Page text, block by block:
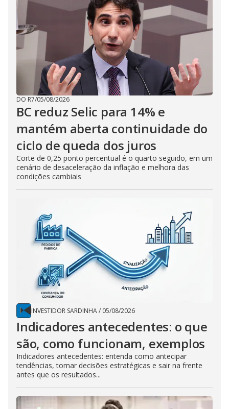
DO R7/05/08/2026
BC reduz Selic para 14% e
mantém aberta continuidade do
ciclo de queda dos juros
Corte de 0,25 ponto percentual é o quarto seguido, em um
cenário de desaceleração da inflação e melhora das
condições cambiais
INVESTIDOR SARDINHA/ 05/08/2026
Indicadores antecedentes: o que
são, como funcionam, exemplos
Indicadores antecedentes: entenda como antecipar
tendências, tomar decisões estratégicas e sair na frente
antes que os resultados...